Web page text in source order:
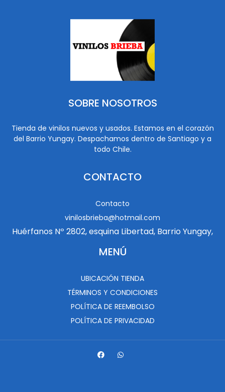
SOBRE NOSOTROS
Tienda de vinilos nuevos y usados. Estamos en el corazón
del Barrio Yungay. Despachamos dentro de Santiago y a
todo Chile.
CONTACTO
Contacto
vinilosbrieba@hotmail.com
Huérfanos Nº 2802, esquina Libertad, Barrio Yungay,
MENÚ
UBICACIÓN TIENDA
TÉRMINOS Y CONDICIONES
POLÍTICA DE REEMBOLSO
POLÍTICA DE PRIVACIDAD